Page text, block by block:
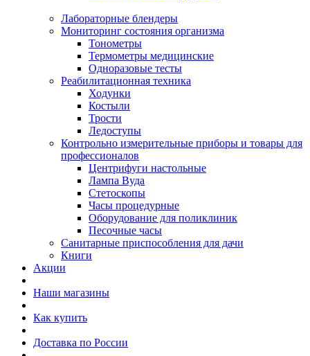
Лабораторные блендеры
Мониторинг состояния организма
Тонометры
Термометры медицинские
Одноразовые тесты
Реабилитационная техника
Ходунки
Костыли
Трости
Ледоступы
Контрольно измерительные приборы и товары для
профессионалов
Центрифуги настольные
Лампа Вуда
Стетоскопы
Часы процедурные
Оборудование для поликлиник
Песочные часы
Санитарные приспособления для дачи
Книги
Акции
Наши магазины
Как купить
Доставка по России